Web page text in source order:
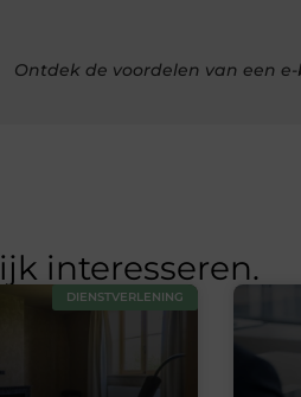
Ontdek de voordelen van een
interesseren.
DIENSTVERLENING